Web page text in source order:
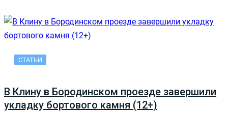
СТАТЬИ
В Клину в Бородинском проезде завершили
укладку бортового камня (12+)